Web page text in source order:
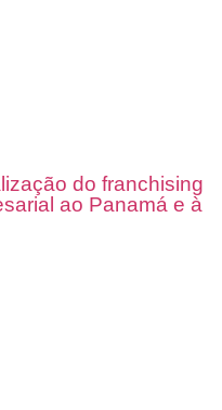
do franchising
ao Panamá e à